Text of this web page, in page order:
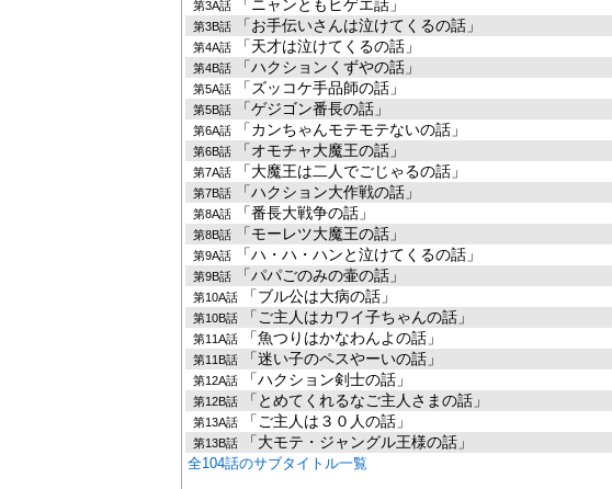
第3A話 「ニャンともヒゲエ話」
第3B話 「お手伝いさんは泣けてくるの話」
第4A話 「天才は泣けてくるの話」
第4B話 「ハクションくずやの話」
第5A話 「ズッコケ手品師の話」
第5B話 「ゲジゴン番長の話」
第6A話 「カンちゃんモテモテないの話」
第6B話 「オモチャ大魔王の話」
第7A話 「大魔王は二人でごじゃるの話」
第7B話 「ハクション大作戦の話」
第8A話 「番長大戦争の話」
第8B話 「モーレツ大魔王の話」
第9A話 「ハ・ハ・ハンと泣けてくるの話」
第9B話 「パパごのみの壷の話」
第10A話 「ブル公は大病の話」
第10B話 「ご主人はカワイ子ちゃんの話」
第11A話 「魚つりはかなわんよの話」
第11B話 「迷い子のペスやーいの話」
第12A話 「ハクション剣士の話」
第12B話 「とめてくれるなご主人さまの話」
第13A話 「ご主人は３０人の話」
第13B話 「大モテ・ジャングル王様の話」
全104話のサブタイトル一覧